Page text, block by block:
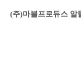
(주)마블프로듀스 알